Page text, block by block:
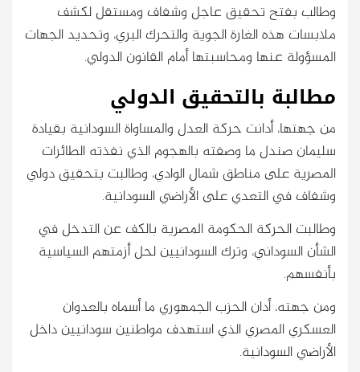
وطالب بفتح تحقيق عاجل وشفاف ومستقل لكشف
ملابسات هذه الغارة الجوية والتحرك البري، وتحديد الجهات
المسؤولة عنها ومحاسبتها أمام القانون الدولي.
مطالبة بالتحقيق الدولي
من جهتها، أدانت حركة العدل والمساواة السودانية بقيادة
سليمان صندل ما وصفته بالهجوم الذي نفذته الطائرات
المصرية على مناطق شمال الوادي، وطالبت بتحقيق دولي
وشفاف في التعدي على الأراضي السودانية.
وطالبت الحركة الحكومة المصرية بالكف عن التدخل في
الشأن السوداني، وترك السودانيين لحل أزمتهم السياسية
بأنفسهم.
ومن جهته، أدان الحزب الجمهوري ما أسماه بالعدوان
العسكري المصري الذي استهدف مواطنين سودانيين داخل
الأراضي السودانية.